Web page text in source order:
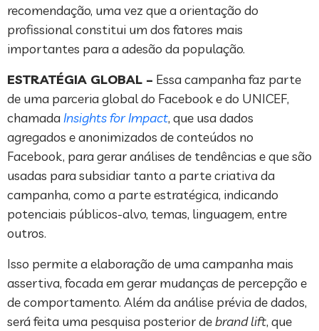
recomendação, uma vez que a orientação do
profissional constitui um dos fatores mais
importantes para a adesão da população.
ESTRATÉGIA GLOBAL – Essa campanha faz parte
de uma parceria global do Facebook e do UNICEF,
chamada Insights for Impact, que usa dados
agregados e anonimizados de conteúdos no
Facebook, para gerar análises de tendências e que são
usadas para subsidiar tanto a parte criativa da
campanha, como a parte estratégica, indicando
potenciais públicos-alvo, temas, linguagem, entre
outros.
Isso permite a elaboração de uma campanha mais
assertiva, focada em gerar mudanças de percepção e
de comportamento. Além da análise prévia de dados,
será feita uma pesquisa posterior debrand lift, que